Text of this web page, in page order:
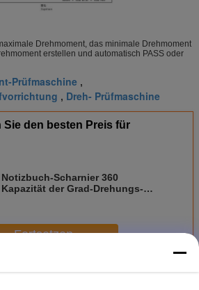
Drehmoment, das minimale Drehmoment
erstellen und automatisch PASS oder
Prüfmaschine ,
, Dreh- Prüfmaschine
Sie den besten Preis für
Notizbuch-Scharnier 360
Kapazität der Grad-Drehungs-
Fortsetzen